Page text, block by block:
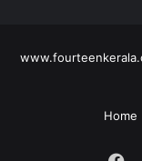
Home